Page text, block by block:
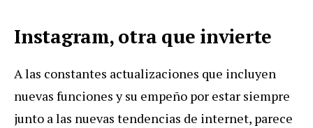
Instagram, otra que invierte
A las constantes actualizaciones que incluyen
nuevas funciones y su empeño por estar siempre
junto a las nuevas tendencias de internet, parece